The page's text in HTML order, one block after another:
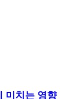
미치는 영향